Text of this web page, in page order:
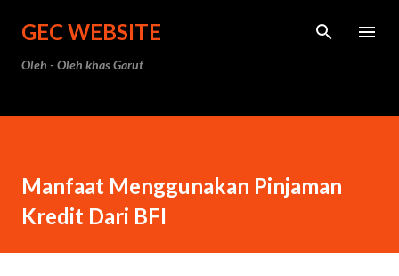
Langsung ke konten utama
GEC WEBSITE
Oleh - Oleh khas Garut
Manfaat Menggunakan Pinjaman
Kredit Dari BFI